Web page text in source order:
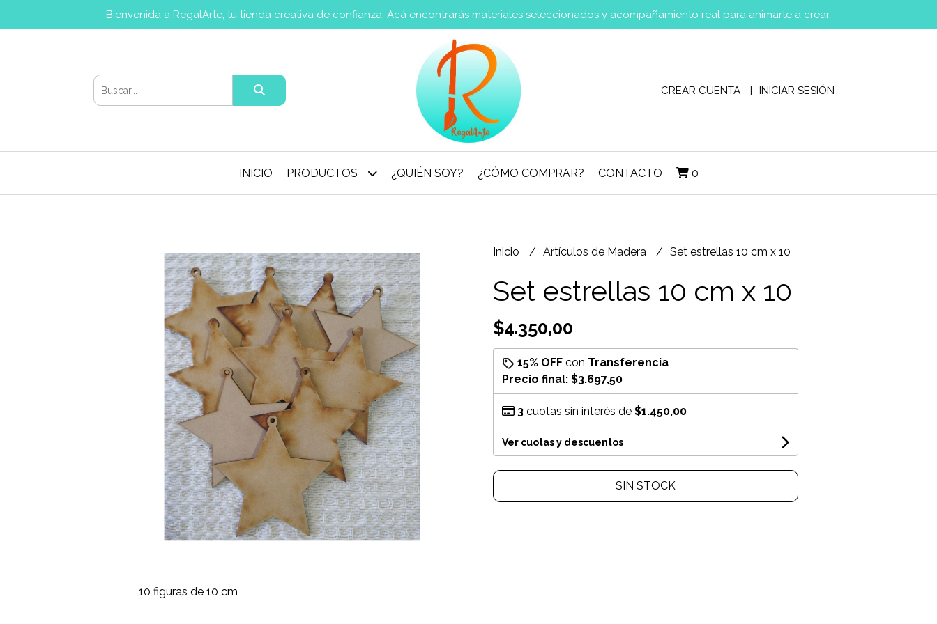
Bienvenida a RegalArte, tu tienda creativa de confianza. Acá encontrarás materiales seleccionados y acompañamiento real para animarte a crear.
CREAR CUENTA INICIAR SESIÓN
INICIO PRODUCTOS ¿QUIÉN SOY? ¿CÓMO COMPRAR? CONTACTO 0
10 figuras de 10 cm
Inicio Artículos de Madera Set estrellas 10 cm x 10
Set estrellas 10 cm x 10
$4.350,00
15% OFF con Transferencia
Precio final: $3.697,50
3 cuotas sin interés de $1.450,00
Ver cuotas y descuentos
SIN STOCK